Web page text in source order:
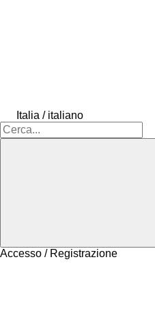
Italia / italiano
Accesso / Registrazione